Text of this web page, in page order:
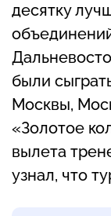
десятку
были
Москвы,
«Золотое
вылета
узнал, что